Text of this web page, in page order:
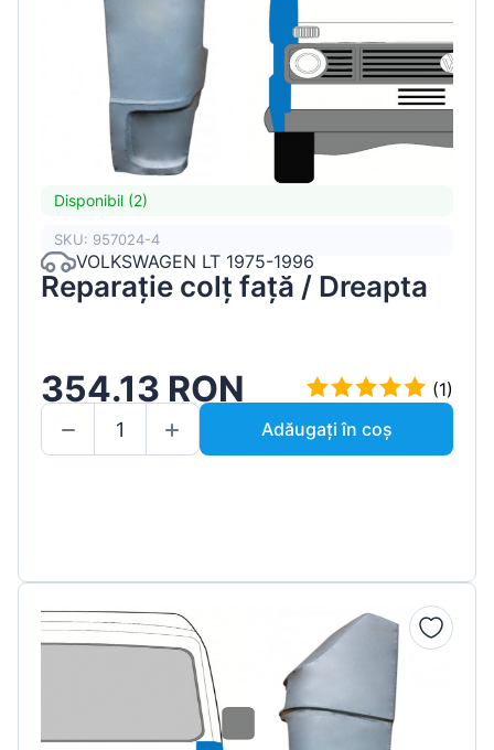
Disponibil (2)
SKU: 957024-4
VOLKSWAGEN LT 1975-1996
Reparație colț față / Dreapta
354.13 RON
(1)
Adăugați în coș